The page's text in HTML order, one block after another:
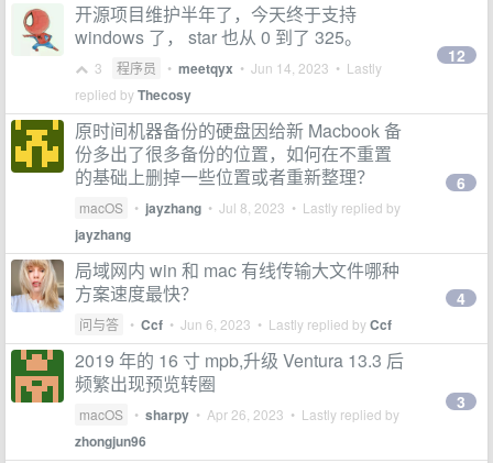
开源项目维护半年了，今天终于支持
windows 了， star 也从 0 到了 325。
3 程序员 • meetqyx • Jun 14, 2023 • Lastly
replied byThecosy
12
原时间机器备份的硬盘因给新 Macbook 备
份多出了很多备份的位置，如何在不重置
的基础上删掉一些位置或者重新整理？
macOS • jayzhang • Jul 8, 2023 • Lastly replied by
jayzhang
6
局域网内 win 和 mac 有线传输大文件哪种
方案速度最快？
问与答 • Ccf • Jun 6, 2023 • Lastly replied byCcf
4
2019 年的 16 寸 mpb,升级 Ventura 13.3 后
频繁出现预览转圈
macOS • sharpy • Apr 26, 2023 • Lastly replied by
zhongjun96
3